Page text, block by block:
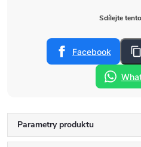
Sdílejte
Facebook
Parametry produktu